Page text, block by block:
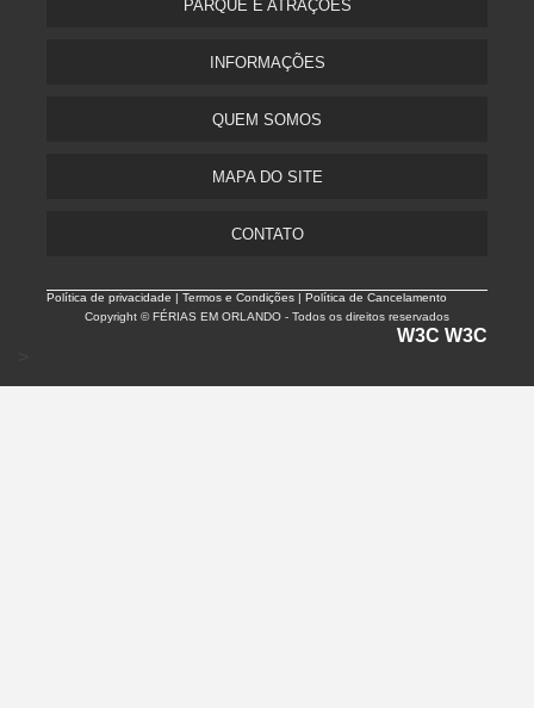
PARQUE E ATRAÇÕES
INFORMAÇÕES
QUEM SOMOS
MAPA DO SITE
CONTATO
Política de privacidade |Termos e Condições | Política de Cancelamento
Copyright © FÉRIAS EM ORLANDO - Todos os direitos reservados
W3C W3C